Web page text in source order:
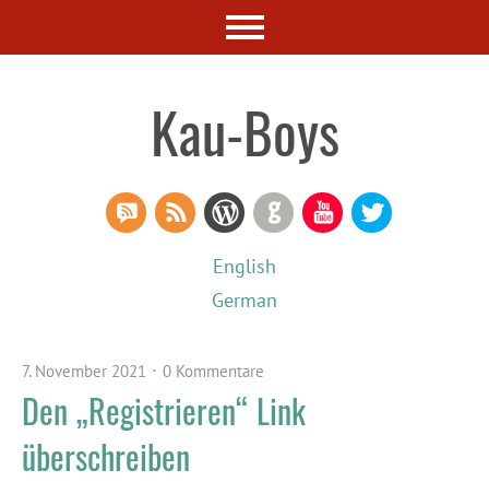
Kau-Boys
YouTube
GitHub
WordPress
RSS Feed
RSS Comments
English
German
7. November 2021 0 Kommentare
Den „Registrieren“ Link
überschreiben